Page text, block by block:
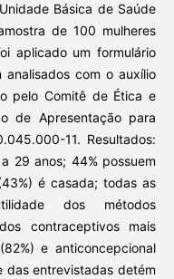
Básica de Saúde
de 100 mulheres
aplicado um formulário
com o auxílio
pelo Comitê de Ética e
de Apresentação para
11. Resultados:
29 anos; 44% possuem
é casada; todas as
dos métodos
contraceptivos mais
e anticoncepcional
das entrevistadas detém